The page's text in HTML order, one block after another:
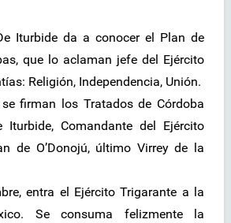
Iturbide da a conocer el Plan de
que lo aclaman jefe del Ejército
Religión, Independencia, Unión.
firman los Tratados de Córdoba
Iturbide, Comandante del Ejército
de O’Donojú, último Virrey de la
entra el Ejército Trigarante a la
Se consuma felizmente la